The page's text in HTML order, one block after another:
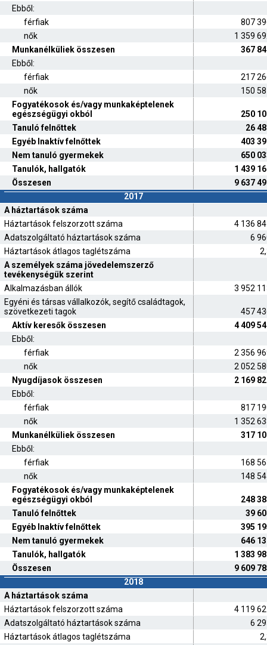
Ebből:
férfiak
807
nők
1 359
Munkanélküliek összesen
367
Ebből:
férfiak
217
nők
150
Fogyatékosok és/vagy munkaképtelenek
egészségügyi okból
250
Tanuló felnőttek
26
Egyéb Inaktív felnőttek
403
Nem tanuló gyermekek
650
Tanulók, hallgatók
1 439
Összesen
9 637
2017
A háztartások száma
Háztartások felszorzott száma
4 136
Adatszolgáltató háztartások száma
6
Háztartások átlagos taglétszáma
A személyek száma jövedelemszerző
tevékenységük szerint
Alkalmazásban állók
3 952
Egyéni és társas vállalkozók, segítő családtagok,
szövetkezeti tagok
457
Aktív keresők összesen
4 409
Ebből:
férfiak
2 356
nők
2 052
Nyugdíjasok összesen
2 169
Ebből:
férfiak
817
nők
1 352
Munkanélküliek összesen
317
Ebből:
férfiak
168
nők
148
Fogyatékosok és/vagy munkaképtelenek
egészségügyi okból
248
Tanuló felnőttek
39
Egyéb Inaktív felnőttek
395
Nem tanuló gyermekek
646
Tanulók, hallgatók
1 383
Összesen
9 609
2018
A háztartások száma
Háztartások felszorzott száma
4 119
Adatszolgáltató háztartások száma
6
Háztartások átlagos taglétszáma